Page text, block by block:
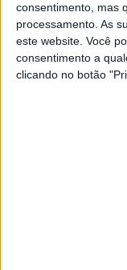
consentimento, mas
processamento. As
este website. Você
consentimento a
clicando no botão
Artigos relacionados